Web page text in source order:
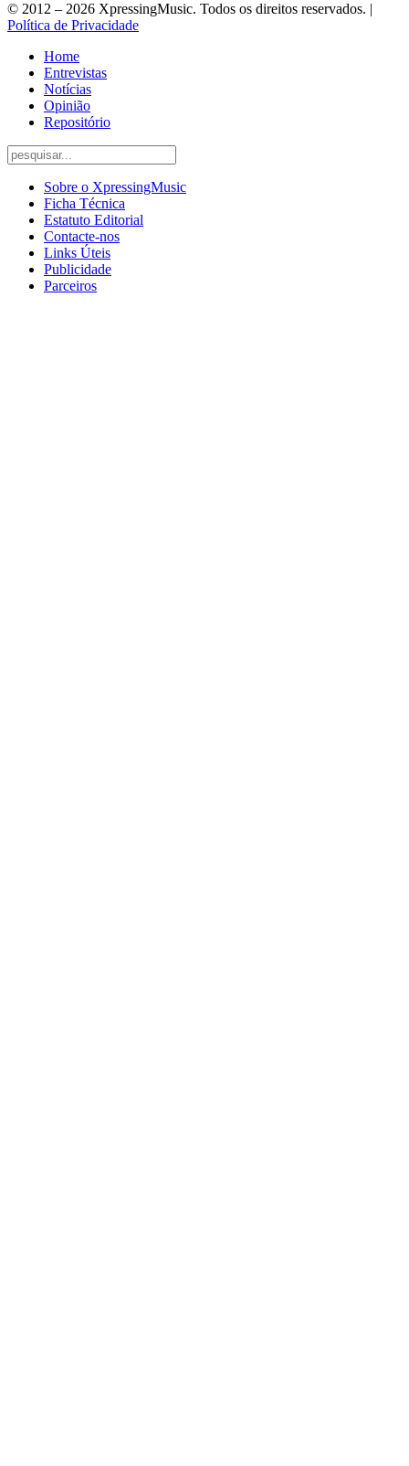
© 2012 – 2026 XpressingMusic. Todos os direitos reservados. |
Política de Privacidade
Home
Entrevistas
Notícias
Opinião
Repositório
Sobre o XpressingMusic
Ficha Técnica
Estatuto Editorial
Contacte-nos
Links Úteis
Publicidade
Parceiros